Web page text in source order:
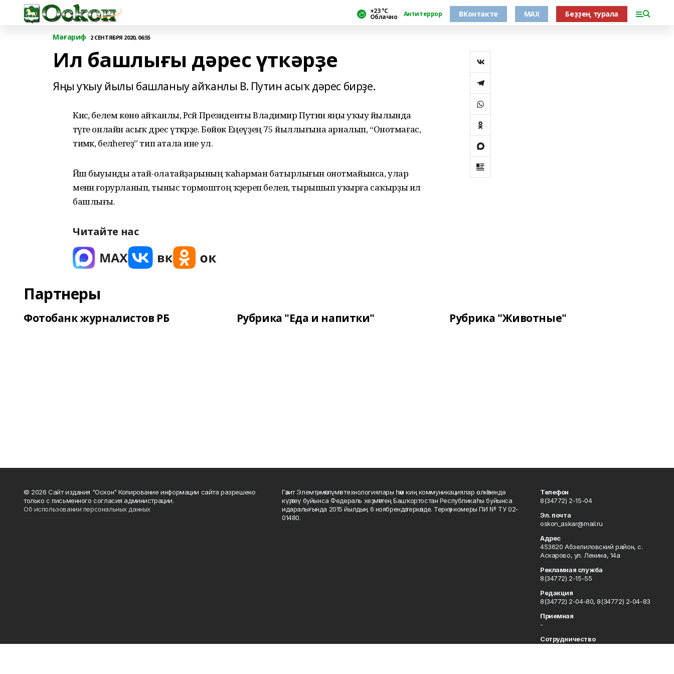
+23 °С
Облачно Антитеррор ВКонтакте MAX Беҙҙең турала
Мәғариф 2 СЕНТЯБРЯ 2020, 06:55
Ил башлығы дәрес үткәрҙе
Яңы уҡыу йылы башланыу айҡанлы В. Путин асыҡ дәрес бирҙе.
Кисә, белем көнө айҡанлы, Рәсәй Президенты Владимир Путин яңы уҡыу йылында
тәүге онлайн асыҡ дәрес үткәрҙе. Бөйөк Еңеүҙең 75 йыллығына арналып, “Онотмағас,
тимәк, беләһегеҙ” тип атала ине ул.
Йәш быуынды атай-олатайҙарының ҡаһарман батырлығын онотмайынса, улар
менән ғорурланып, тыныс тормоштоң ҡәҙереп белеп, тырышып уҡырға саҡырҙы ил
башлығы.
Читайте нас
Партнеры
Фотобанк журналистов РБ Рубрика "Еда и напитки" Рубрика "Животные"
© 2026 Сайт издания "Оскон" Копирование информации сайта разрешено
только с письменного согласия администрации.
Об использовании персональных данных
Гәзит Элемтә, мәғлүмәт технологиялары һәм киң коммуникациялар өлкәһендә
күҙәтеү буйынса Федераль хеҙмәттең Башҡортостан Республикаһы буйынса
идаралығында 2015 йылдың 6 ноябрендә теркәлде. Теркәү номеры ПИ № ТУ 02-
01480.
Телефон
8(34772) 2-15-04
Эл. почта
oskon_askar@mail.ru
Адрес
453620 Абзелиловский район, с.
Аскарово, ул. Ленина, 14а
Рекламная служба
8(34772) 2-15-55
Редакция
8(34772) 2-04-80, 8(34772) 2-04-83
Приемная
-
Сотрудничество